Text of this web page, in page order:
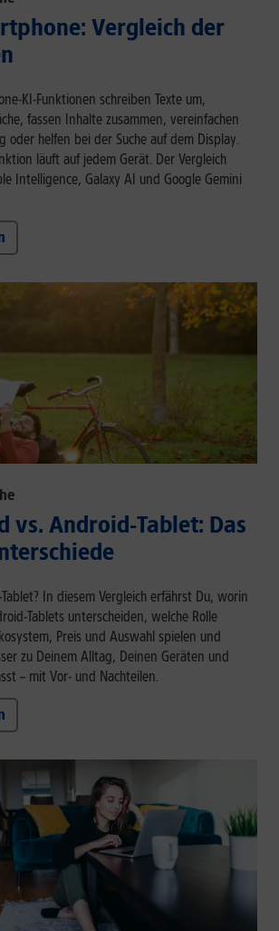
Vergleich der
KI-Funktionen schreiben Texte um,
fassen Inhalte zusammen, vereinfachen
oder helfen bei der Suche auf dem Display.
läuft auf jedem Gerät. Der Vergleich
Intelligence, Galaxy AI und Google Gemini
vs. Android-Tablet: Das
In diesem Vergleich erfährst Du, worin
Tablets unterscheiden, welche Rolle
Preis und Auswahl spielen und
zu Deinem Alltag, Deinen Geräten und
– mit Vor- und Nachteilen.